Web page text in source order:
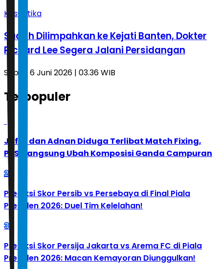
Kasuistika
Sudah Dilimpahkan ke Kejati Banten, Dokter
Richard Lee Segera Jalani Persidangan
Sabtu, 6 Juni 2026 | 03.36 WIB
Terpopuler
Jafar dan Adnan Diduga Terlibat Match Fixing,
PBSI Langsung Ubah Komposisi Ganda Campuran
2
Prediksi Skor Persib vs Persebaya di Final Piala
Presiden 2026: Duel Tim Kelelahan!
3
Prediksi Skor Persija Jakarta vs Arema FC di Piala
Presiden 2026: Macan Kemayoran Diunggulkan!